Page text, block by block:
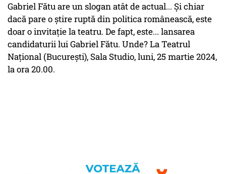
Gabriel Fătu are un slogan atât de actual... Și chiar
dacă pare o știre ruptă din politica românească, este
doar o invitație la teatru. De fapt, este... lansarea
candidaturii lui Gabriel Fătu. Unde? La Teatrul
Național (București), Sala Studio, luni, 25 martie 2024,
la ora 20.00.